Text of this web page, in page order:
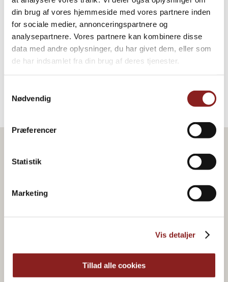
din brug af vores hjemmeside med vores partnere inden
for sociale medier, annonceringspartnere og
analysepartnere. Vores partnere kan kombinere disse
data med andre oplysninger, du har givet dem, eller som
de har indsamlet fra din brug af deres tjenester.
Nødvendig
Præferencer
Statistik
Marketing
Vis detaljer
Tillad alle cookies
Avocado creme
AIOLI, PESTO OG TAPAS, DRESSING, SAUCER &
SUPPER